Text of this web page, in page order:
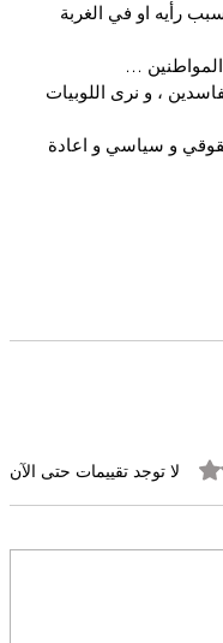
رأيه او في الغربة
…
، و نرى اللوبيات
و سياسي و اعادة
لا توجد تقييمات حتى الآن